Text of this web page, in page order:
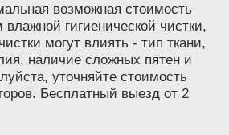
возможная стоимость
влажной гигиенической чистки,
могут влиять - тип ткани,
наличие сложных пятен и
уточняйте стоимость
Бесплатный выезд от 2